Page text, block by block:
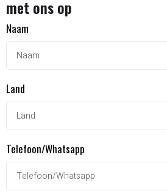
met ons op
Naam
Land
Telefoon/Whatsapp